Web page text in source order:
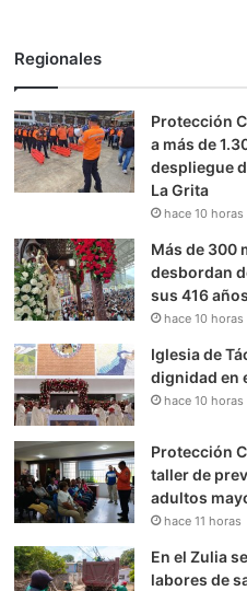
Regionales
Protección
a más de
despliegue
La Grita
hace 10 horas
Más de 300
desbordan
sus 416 años
hace 10 horas
Iglesia de
dignidad en
hace 10 horas
Protección
taller de
adultos
hace 11 horas
En el Zulia
labores de